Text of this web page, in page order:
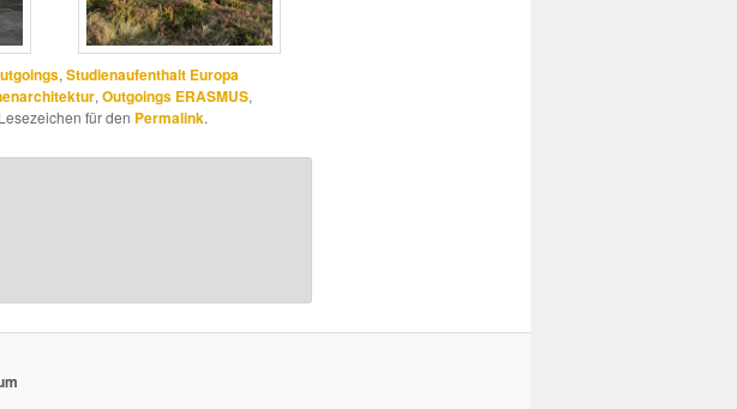
, Studienaufenthalt Europa
, Outgoings ERASMUS,
für den Permalink.